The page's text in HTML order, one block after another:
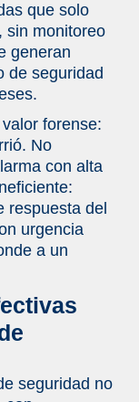
que solo
monitoreo
generan
de seguridad
forense:
No
con alta
respuesta del
urgencia
a un
seguridad no